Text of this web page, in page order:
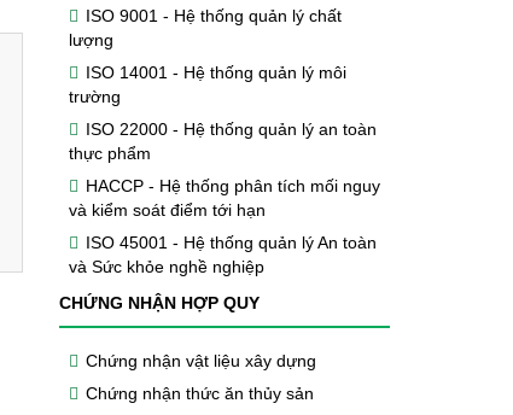
ISO 9001 - Hệ thống quản lý chất
lượng
ISO 14001 - Hệ thống quản lý môi
trường
ISO 22000 - Hệ thống quản lý an toàn
thực phẩm
HACCP - Hệ thống phân tích mối nguy
và kiểm soát điểm tới hạn
ISO 45001 - Hệ thống quản lý An toàn
và Sức khỏe nghề nghiệp
CHỨNG NHẬN HỢP QUY
Chứng nhận vật liệu xây dựng
Chứng nhận thức ăn thủy sản